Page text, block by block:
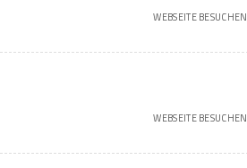
WEBSEITE BESUCHEN
WEBSEITE BESUCHEN